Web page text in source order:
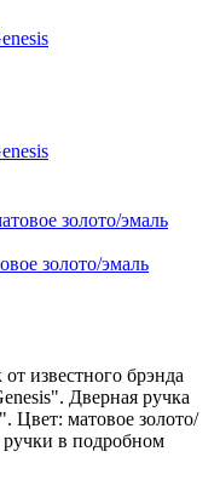
золото/эмаль
известного брэнда
Дверная ручка
Цвет: матовое золото/
ручки в подробном